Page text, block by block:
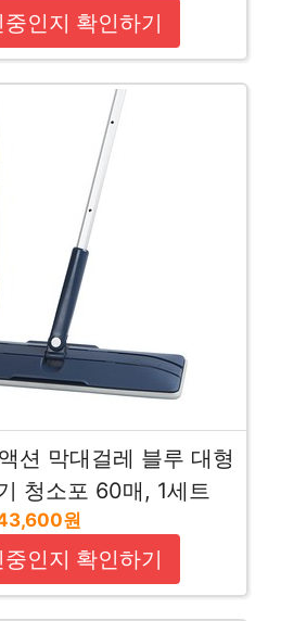
인지 확인하기
션 막대걸레 블루 대형
청소포 60매, 1세트
원
인지 확인하기